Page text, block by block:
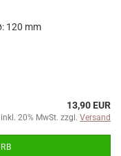
120 mm
13,90 EUR
inkl. 20% MwSt. zzgl. Versand